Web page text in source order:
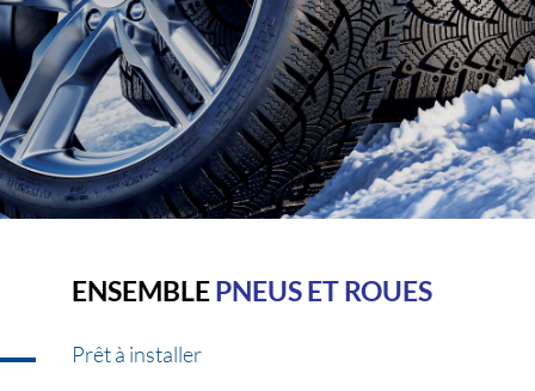
ENSEMBLEPNEUS ET ROUES
Prêt à installer